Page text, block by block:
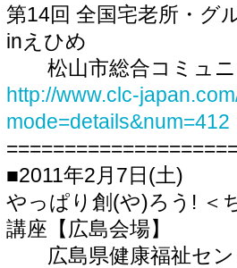
第14回 全国宅老所・グ
inえひめ
松山市総合コミュニ
http://www.clc-
mode=details&num=412
■2011年2月7日(土)
やっぱり創(や)ろう! ＜
講座【広島会場】
広島県健康福祉セン